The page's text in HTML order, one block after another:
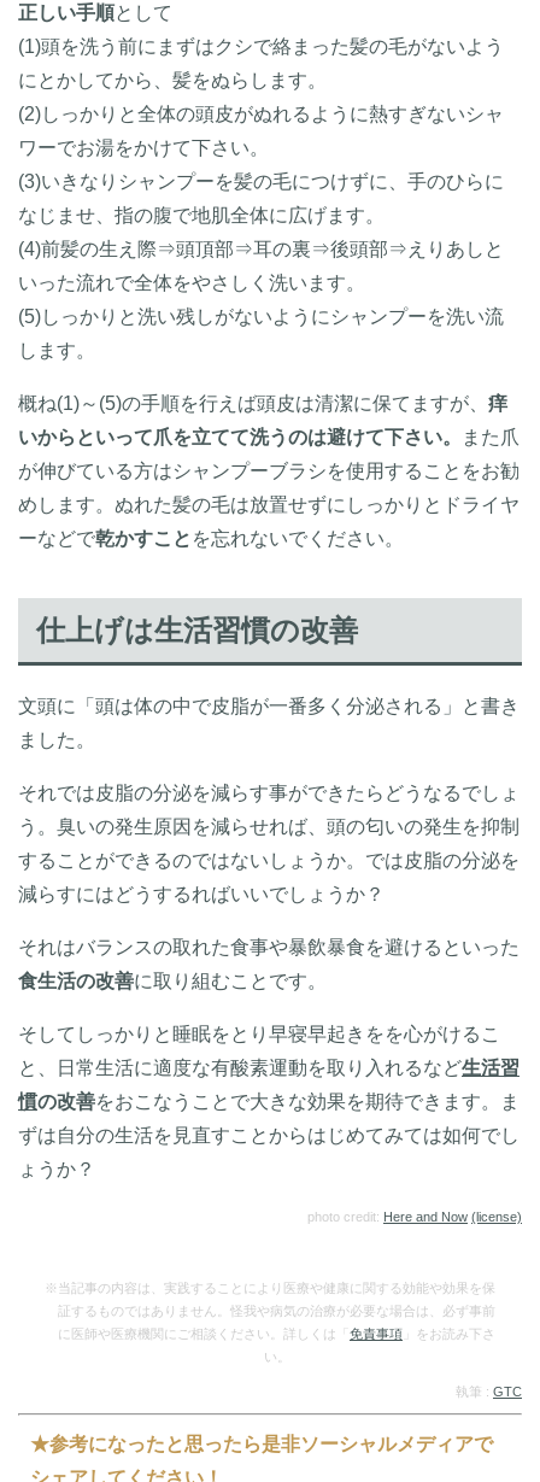
正しい手順として
(1)頭を洗う前にまずはクシで絡まった髪の毛がないよう
にとかしてから、髪をぬらします。
(2)しっかりと全体の頭皮がぬれるように熱すぎないシャ
ワーでお湯をかけて下さい。
(3)いきなりシャンプーを髪の毛につけずに、手のひらに
なじませ、指の腹で地肌全体に広げます。
(4)前髪の生え際⇒頭頂部⇒耳の裏⇒後頭部⇒えりあしと
いった流れで全体をやさしく洗います。
(5)しっかりと洗い残しがないようにシャンプーを洗い流
します。
概ね(1)～(5)の手順を行えば頭皮は清潔に保てますが、 痒
いからといって爪を立てて洗うのは避けて下さい。
また爪
が伸びている方はシャンプーブラシを使用することをお勧
めします。ぬれた髪の毛は放置せずにしっかりとドライヤ
ーなどで乾かすこと を忘れないでください。
仕上げは生活習慣の改善
文頭に「頭は体の中で皮脂が一番多く分泌される」と書き
ました。
それでは皮脂の分泌を減らす事ができたらどうなるでしょ
う。臭いの発生原因を減らせれば、頭の匂いの発生を抑制
することができるのではないしょうか。では皮脂の分泌を
減らすにはどうするればいいでしょうか？
それはバランスの取れた食事や暴飲暴食を避けるといった
食生活の改善に取り組むことです。
そしてしっかりと睡眠をとり早寝早起きをを心がけるこ
と、日常生活に適度な有酸素運動を取り入れるなど生活習
慣の改善をおこなうことで大きな効果を期待できます。ま
ずは自分の生活を見直すことからはじめてみては如何でし
ょうか？
photo credit: Here and Now (license)
※当記事の内容は、実践することにより医療や健康に関する効能や効果を保
証するものではありません。怪我や病気の治療が必要な場合は、必ず事前
に医師や医療機関にご相談ください。詳しくは「 免責事項 」をお読み下さ
い。
執筆 : GTC
★参考になったと思ったら是非ソーシャルメディアで
シェアしてください！